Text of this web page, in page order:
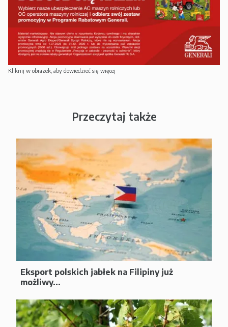
Kliknij w obrazek, aby dowiedzieć się więcej
Przeczytaj także
Eksport polskich jabłek na Filipiny już
możliwy...